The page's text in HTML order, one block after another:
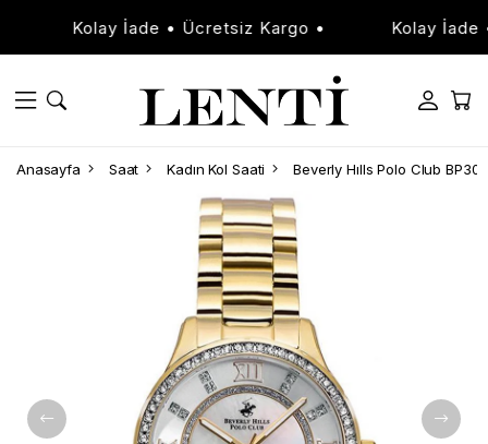
Kolay İade • Ücretsiz Kargo • Kolay İade •
Anasayfa Saat Kadın Kol Saati Beverly Hılls Polo Club